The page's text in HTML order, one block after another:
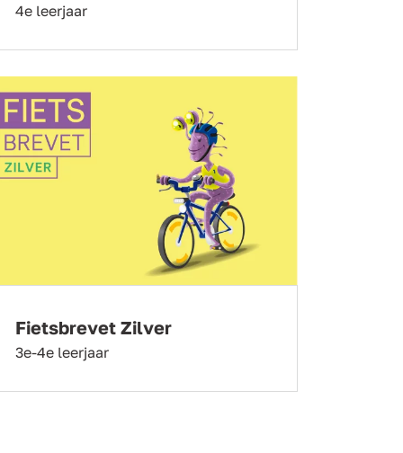
4e leerjaar
Fietsbrevet Zilver
3e-4e leerjaar